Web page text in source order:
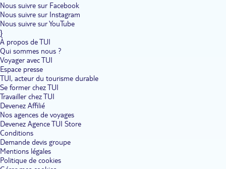
Nous suivre sur Facebook
Nous suivre sur Instagram
Nous suivre sur YouTube
}
À propos de TUI
Qui sommes nous ?
Voyager avec TUI
Espace presse
TUI, acteur du tourisme durable
Se former chez TUI
Travailler chez TUI
Devenez Affilié
Nos agences de voyages
Devenez Agence TUI Store
Conditions
Demande devis groupe
Mentions légales
Politique de cookies